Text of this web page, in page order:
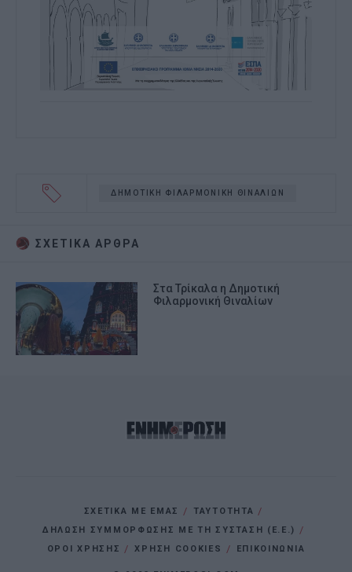
ΔΗΜΟΤΙΚΗ ΦΙΛΑΡΜΟΝΙΚΗ ΘΙΝΑΛΙΩΝ
ΣΧΕΤΙΚA AΡΘΡΑ
Στα Τρίκαλα η Δημοτική
Φιλαρμονική Θιναλίων
ΣΧΕΤΙΚΑ ΜΕ ΕΜΑΣ
ΤΑΥΤΟΤΗΤΑ
ΔΗΛΩΣΗ ΣΥΜΜΟΡΦΩΣΗΣ ΜΕ ΤΗ ΣΥΣΤΑΣΗ (Ε.Ε.)
ΌΡΟΙ ΧΡΗΣΗΣ
ΧΡΗΣΗ COOKIES ΕΠΙΚΟΙΝΩΝΙΑ